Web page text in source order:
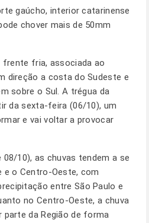
gaúcho, interior catarinense
chover mais de 50mm
fria, associada ao
direção a costa do Sudeste e
sobre o Sul. A trégua da
da sexta-feira (06/10), um
e vai voltar a provocar
10), as chuvas tendem a se
e o Centro-Oeste, com
entre São Paulo e
no Centro-Oeste, a chuva
parte da Região de forma